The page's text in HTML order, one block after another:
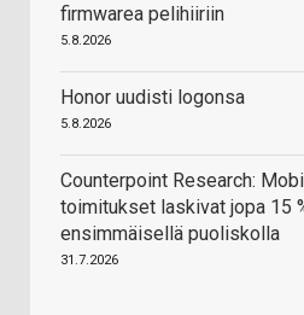
firmwarea pelihiiriin
5.8.2026
Honor uudisti logonsa
5.8.2026
Counterpoint Research:
toimitukset laskivat jopa 15
ensimmäisellä puoliskolla
31.7.2026